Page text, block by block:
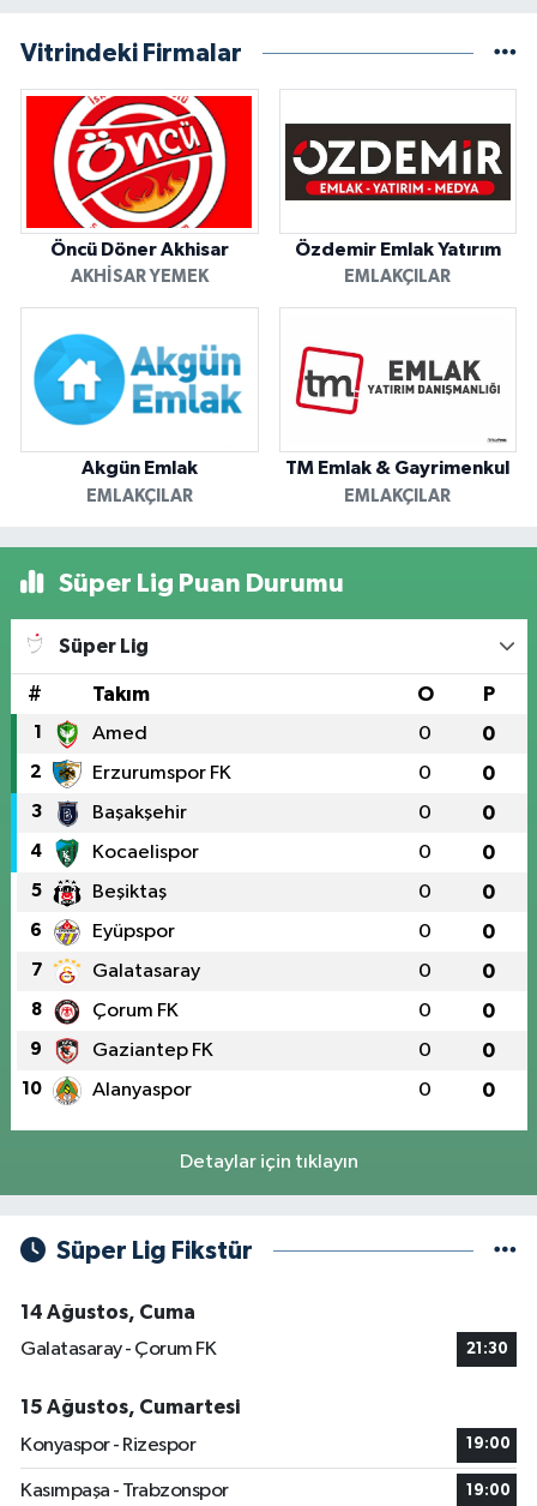
Vitrindeki Firmalar
Öncü Döner Akhisar
AKHISAR YEMEK
Özdemir Emlak Yatırım
EMLAKÇILAR
Akgün Emlak
EMLAKÇILAR
TM Emlak & Gayrimenkul
EMLAKÇILAR
Süper Lig Puan Durumu
Süper Lig
# Takım O P
1 Amed 0 0
2 Erzurumspor FK 0 0
3 Başakşehir 0 0
4 Kocaelispor 0 0
5 Beşiktaş 0 0
6 Eyüpspor 0 0
7 Galatasaray 0 0
8 Çorum FK 0 0
9 Gaziantep FK 0 0
10 Alanyaspor 0 0
Detaylar için tıklayın
Süper Lig Fikstür
14 Ağustos, Cuma
Galatasaray - Çorum FK
21:30
15 Ağustos, Cumartesi
Konyaspor - Rizespor
19:00
Kasımpaşa - Trabzonspor 19:00